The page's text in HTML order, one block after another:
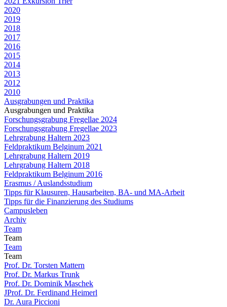
2020
2019
2018
2017
2016
2015
2014
2013
2012
2010
Ausgrabungen und Praktika
Ausgrabungen und Praktika
Forschungsgrabung Fregellae 2024
Forschungsgrabung Fregellae 2023
Lehrgrabung Haltern 2023
Feldpraktikum Belginum 2021
Lehrgrabung Haltern 2019
Lehrgrabung Haltern 2018
Feldpraktikum Belginum 2016
Erasmus / Auslandsstudium
Tipps für Klausuren, Hausarbeiten, BA- und MA-Arbeit
Tipps für die Finanzierung des Studiums
Campusleben
Archiv
Team
Team
Team
Team
Prof. Dr. Torsten Mattern
Prof. Dr. Markus Trunk
Prof. Dr. Dominik Maschek
JProf. Dr. Ferdinand Heimerl
Dr. Aura Piccioni